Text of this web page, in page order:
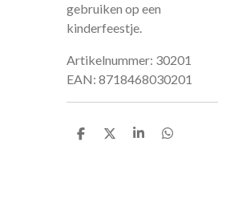
gebruiken op een
kinderfeestje.
Artikelnummer: 30201
EAN: 8718468030201
D
D
S
D